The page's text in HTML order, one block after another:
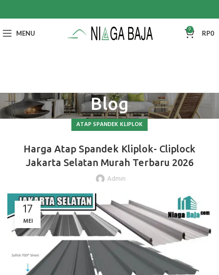
MENU 0 RP0
Blog
ATAP SPANDEK KLIPLOK
Harga Atap Spandek Kliplok- Cliplock
Jakarta Selatan Murah Terbaru 2026
Admin
17
MEI